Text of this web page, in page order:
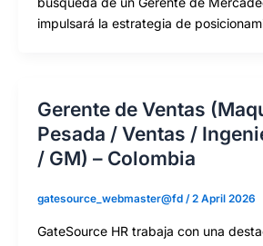
impulsará la estrategia de
Gerente de Ventas
Pesada / Ventas /
/ GM) – Colombia
gatesource_webmaster@fd /2 April 2026
GateSource HR trabaja con una